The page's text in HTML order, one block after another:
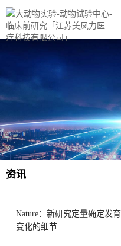
资讯
Nature：新研究定量确定发
变化的细节